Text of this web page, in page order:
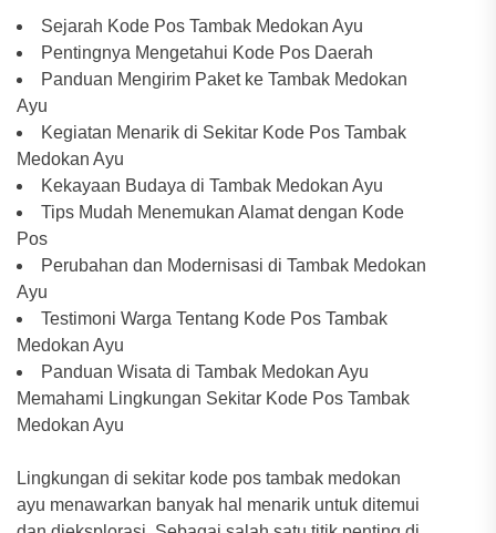
Sejarah Kode Pos Tambak Medokan Ayu
Pentingnya Mengetahui Kode Pos Daerah
Panduan Mengirim Paket ke Tambak Medokan
Ayu
Kegiatan Menarik di Sekitar Kode Pos Tambak
Medokan Ayu
Kekayaan Budaya di Tambak Medokan Ayu
Tips Mudah Menemukan Alamat dengan Kode
Pos
Perubahan dan Modernisasi di Tambak Medokan
Ayu
Testimoni Warga Tentang Kode Pos Tambak
Medokan Ayu
Panduan Wisata di Tambak Medokan Ayu
Memahami Lingkungan Sekitar Kode Pos Tambak
Medokan Ayu
Lingkungan di sekitar kode pos tambak medokan
ayu menawarkan banyak hal menarik untuk ditemui